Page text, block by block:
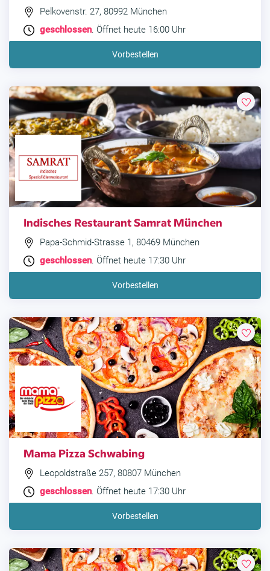
Pelkovenstr. 27, 80992 München
geschlossen. Öffnet heute 16:00 Uhr
Vorbestellen
Indisches Restaurant Samrat München
Papa-Schmid-Strasse 1, 80469 München
geschlossen. Öffnet heute 17:30 Uhr
Vorbestellen
Mama Pizza Schwabing
Leopoldstraße 257, 80807 München
geschlossen. Öffnet heute 17:30 Uhr
Vorbestellen